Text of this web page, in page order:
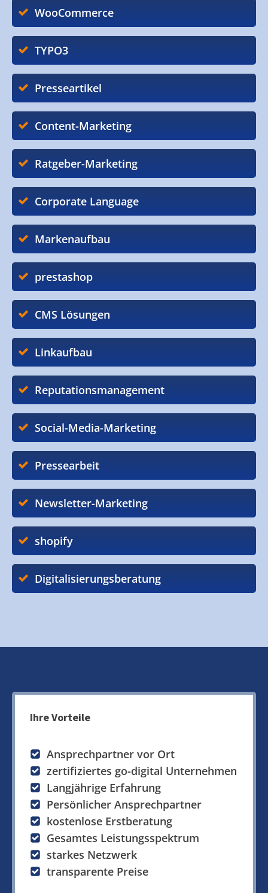
WooCommerce
TYPO3
Presseartikel
Content-Marketing
Ratgeber-Marketing
Corporate Language
Markenaufbau
prestashop
CMS Lösungen
Linkaufbau
Reputationsmanagement
Social-Media-Marketing
Pressearbeit
Newsletter-Marketing
shopify
Digitalisierungsberatung
Ihre Vorteile
Ansprechpartner vor Ort
zertifiziertes go-digital Unternehmen
Langjährige Erfahrung
Persönlicher Ansprechpartner
kostenlose Erstberatung
Gesamtes Leistungsspektrum
starkes Netzwerk
transparente Preise